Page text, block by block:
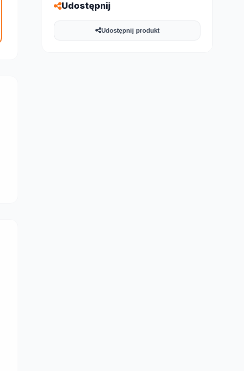
Udostępnij
Udostępnij produkt